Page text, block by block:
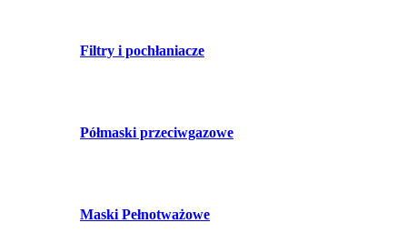
Filtry i pochłaniacze
Półmaski przeciwgazowe
Maski Pełnotważowe